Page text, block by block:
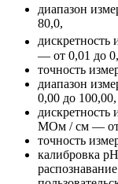
диапазон
80,0,
дискретность
— от 0,01 до
точность
диапазон
0,00 до 100,00,
дискретность
МОм / см — от
точность
калибровка